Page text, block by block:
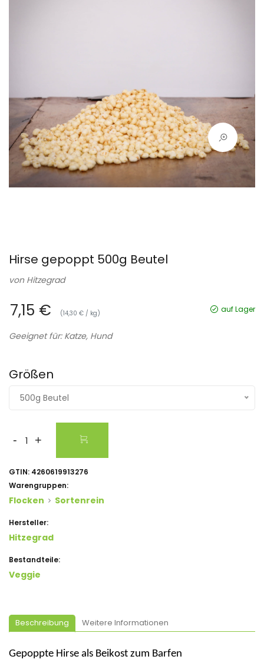
Hirse gepoppt 500g Beutel
von Hitzegrad
7,15 € (14,30 € / kg) auf Lager
Geeignet für: Katze, Hund
Größen
500g Beutel
- +
GTIN: 4260619913276
Warengruppen:
Flocken Sortenrein
Hersteller:
Hitzegrad
Bestandteile:
Veggie
Beschreibung Weitere Informationen
Gepoppte Hirse als Beikost zum Barfen